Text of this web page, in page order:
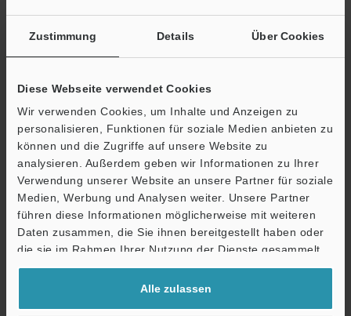
Zustimmung Details Über Cookies
Diese Webseite verwendet Cookies
Wir verwenden Cookies, um Inhalte und Anzeigen zu
personalisieren, Funktionen für soziale Medien anbieten zu
können und die Zugriffe auf unsere Website zu
analysieren. Außerdem geben wir Informationen zu Ihrer
Verwendung unserer Website an unsere Partner für soziale
Medien, Werbung und Analysen weiter. Unsere Partner
führen diese Informationen möglicherweise mit weiteren
Daten zusammen, die Sie ihnen bereitgestellt haben oder
die sie im Rahmen Ihrer Nutzung der Dienste gesammelt
haben.
Alle zulassen
3D-Parasolid:35.4KB
Download
OP-88061 Verlängerungskabel (L-förmiger Typ), 2
m
3D-STEP: 124KB
Download
Support